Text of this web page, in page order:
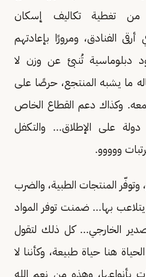
من تغطية تكاليف إسكان
الفنادق، ومرورًا بإعادتهم
دبلوماسية تُنبئ عن وزن لا
ما يشبه المنتجع، حرصًا على
وكذاك دعم القطاع الخاص
دولة على الإطلاق... والتكفل
ووووو.
المنتجات الطبية، والضرب
بها... ضمنت توفر المواد
الخارجي... كل ذلك لتقول
هنا حياة طبيعة، وكأننا لا
بأنواعها، وهذه من نعم الله